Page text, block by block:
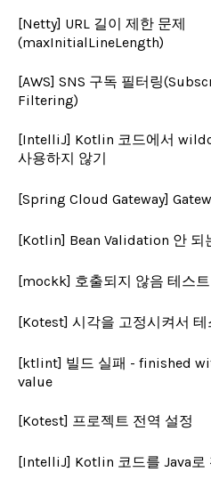
[Netty] URL 길이 제한 문제
(maxInitialLineLength)
[AWS] SNS 구독 필터링
Filtering)
[IntelliJ] Kotlin 코드에서
사용하지 않기
[Spring Cloud Gateway]
[Kotlin] Bean Validation 안 되
[mockk] 호출되지 않음 테스트
[Kotest] 시각을 고정시켜서 테
[ktlint] 빌드 실패 - finished
value
[Kotest] 프로젝트 전역 설정
[IntelliJ] Kotlin 코드를 Java로